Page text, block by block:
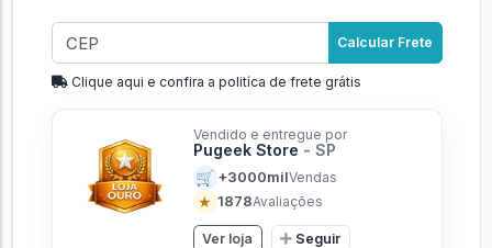
Calcular Frete
Clique aqui e confira a politíca de frete grátis
Vendido e entregue por
Pugeek Store - SP
🛒 +3000milVendas
★ 1878Avaliações
Ver loja Seguir